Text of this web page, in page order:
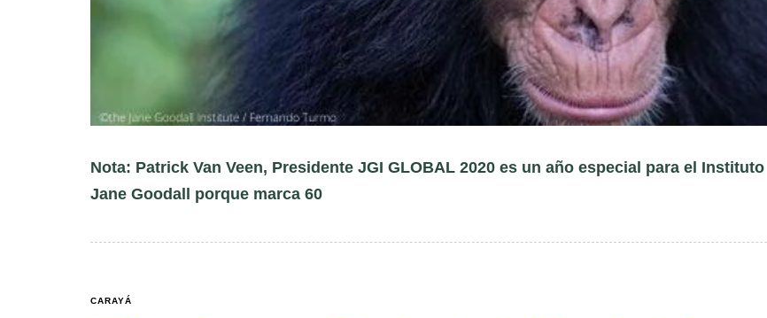
Nota: Patrick Van Veen, Presidente JGI GLOBAL 2020 es un año especial para el Instituto
Jane Goodall porque marca 60
CARAYÁ